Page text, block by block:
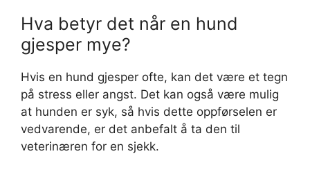
Hva betyr det når en hund
gjesper mye?
Hvis en hund gjesper ofte, kan det være et tegn
på stress eller angst. Det kan også være mulig
at hunden er syk, så hvis dette oppførselen er
vedvarende, er det anbefalt å ta den til
veterinæren for en sjekk.